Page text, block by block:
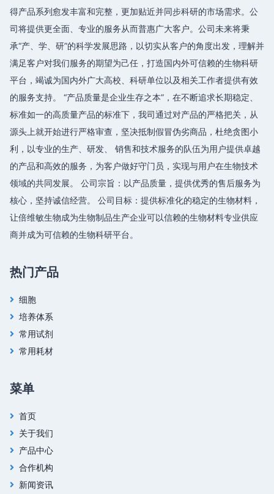
得产品系列愈发丰富和完整，更加贴近并同步科研的市场需求。公
司将提供更全面、专业的服务从而普惠广大客户。公司未来将秉
承“产、学、研”的科学发展思路，以切实从客户的角度出发，理解并
满足客户对我们服务的期望为己任，打造国内外可信赖的生物科研
平台，竭诚为国内外广大高校、科研单位以及相关工作者提供有效
的服务支持。 “产品质量是企业生存之本”，在不断追求长期稳定、
标准如一的高质量产品的标准下，我司通过对产品的严格把关，从
源头上就开始进行严格审查，坚决抵制假冒伪劣商品，杜绝贪图小
利，以专业的生产、研发、 销售和技术服务的队伍为用户提供卓越
的产品和高效的服务，为客户做好守门员，实现与用户在生物技术
领域的共同发展。 公司宗旨：以产品质量，提供优秀的售后服务为
核心，坚持诚信经营。 公司目标：提供标准化的稳定的生物材料，
让倍维敏生物成为生物制品生产企业可以信赖的生物材料专业供应
商并成为可信赖的生物科研平台。
热门产品
细胞
培养体系
常用试剂
常用耗材
菜单
首页
关于我们
产品中心
合作机构
新闻资讯